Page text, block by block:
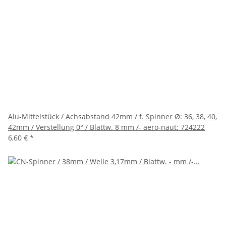
Alu-Mittelstück / Achsabstand 42mm / f. Spinner Ø: 36, 38, 40,
42mm / Verstellung 0° / Blattw. 8 mm /- aero-naut: 724222
6,60 € *